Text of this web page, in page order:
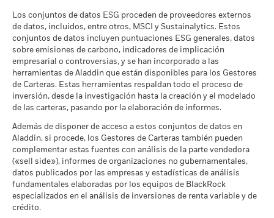
Rentabilidad total (%)
Índice de referencia objetivo 1 (%)
2021 2022 2023 2024
0
End of interactive chart.
2021 2022 2023 2024 2025
Rentabilidad
total (%) EUR
6,4
Índice de
referencia
Frecuencia de negociación Monetario diaria
SEDOL BQZCN58
Tenencias sujetas a cambio
los títulos adquiridos por los fondos) y/o del uso de
determinados instrumentos financieros, incluidos derivados,
que pueden utilizarse para aumentar o reducir la exposición
al mercado y/o con fines de gestión del riesgo. Las
asignaciones están sujetas a cambios.
Periodo de mantenimiento recomendado : 3 años
Ejemplo de inversión EUR 10.000
a
Escenarios
Tensión
Lo que puede recibir una vez deducidos los
Rendimiento medio cada año
Desfavorable
Lo que puede recibir una vez deducidos los
Rendimiento medio cada año
Puede consultar la metodología de MSCI en relación con los
parámetros de Implicación Empresarial a través de los
más abajo.
MSCI - Armas Controvertidas
a 30 jun 2026
0,00%
MSCI - Armas Nucleares
MSCI - Armas de Fuego de
Uso Civil
a 30 jun 2026
0,00%
MSCI - Tabaco
a 30 jun 2026
0,00%
datos medioambientales, sociales y de gobernanza (ESG) que
resultan importantes desde el punto de vista financiero,
cuando se disponga de ellos. Consulte nuestraDeclaración
sobre la integración de factores ESG relativa a toda la firma
desea más información sobre este enfoque y la
documentación del fondo sobre cómo se consideran estos
riesgos materiales dentro de este producto, cuando proceda.
Sustainability related disclosure - EHYB-AGG
(es)
BlackRock Global Funds - Prospectus
(English)
Ver todos los documentos
Los conjuntos de datos ESG proceden de proveedores externos
de datos, incluidos, entre otros, MSCI y Sustainalytics. Estos
conjuntos de datos incluyen puntuaciones ESG generales, datos
sobre emisiones de carbono, indicadores de implicación
empresarial o controversias, y se han incorporado a las
herramientas de Aladdin que están disponibles para los Gestores
de Carteras. Estas herramientas respaldan todo el proceso de
inversión, desde la investigación hasta la creación y el modelado
de las carteras, pasando por la elaboración de informes.
Además de disponer de acceso a estos conjuntos de datos en
Aladdin, si procede, los Gestores de Carteras también pueden
complementar estas fuentes con análisis de la parte vendedora
(«sell side»), informes de organizaciones no gubernamentales,
datos publicados por las empresas y estadísticas de análisis
fundamentales elaboradas por los equipos de BlackRock
especializados en el análisis de inversiones de renta variable y de
crédito.